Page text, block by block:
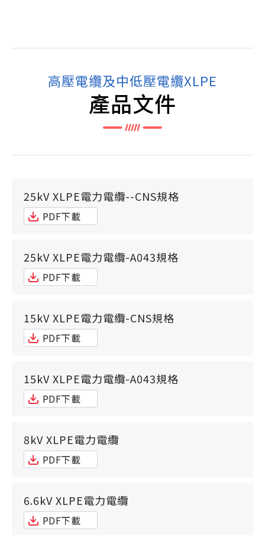
高壓電纜及中低壓電纜XLPE
產品文件
25kV XLPE電力電纜--CNS規格
PDF下載
25kV XLPE電力電纜-A043規格
PDF下載
15kV XLPE電力電纜-CNS規格
PDF下載
15kV XLPE電力電纜-A043規格
PDF下載
8kV XLPE電力電纜
PDF下載
6.6kV XLPE電力電纜
PDF下載